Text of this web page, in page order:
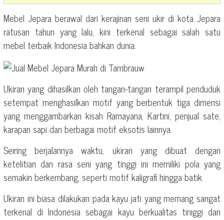
Mebel Jepara berawal dari kerajinan seni ukir di kota Jepara
ratusan tahun yang lalu, kini terkenal sebagai salah satu
mebel terbaik Indonesia bahkan dunia.
Ukiran yang dihasilkan oleh tangan-tangan terampil penduduk
setempat menghasilkan motif yang berbentuk tiga dimensi
yang menggambarkan kisah Ramayana, Kartini, penjual sate,
karapan sapi dan berbagai motif eksotis lainnya.
Seiring berjalannya waktu, ukiran yang dibuat dengan
ketelitian dan rasa seni yang tinggi ini memiliki pola yang
semakin berkembang, seperti motif kaligrafi hingga batik.
Ukiran ini biasa dilakukan pada kayu jati yang memang sangat
terkenal di Indonesia sebagai kayu berkualitas tiniggi dan